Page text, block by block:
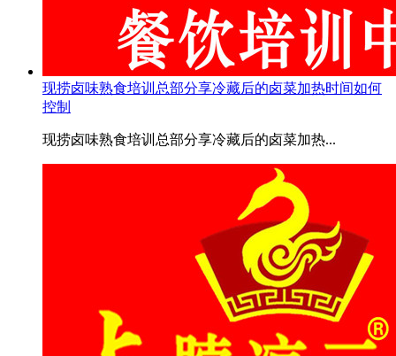
现捞卤味熟食培训总部分享冷藏后的卤菜加热时间如何
控制
现捞卤味熟食培训总部分享冷藏后的卤菜加热...